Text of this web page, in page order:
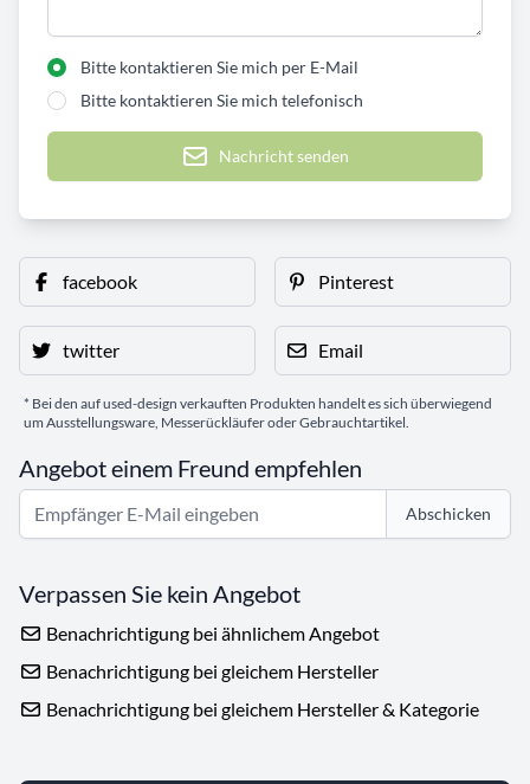
Bitte kontaktieren Sie mich per E-Mail
Bitte kontaktieren Sie mich telefonisch
Nachricht senden
facebook Pinterest
twitter Email
* Bei den auf used-design verkauften Produkten handelt es sich überwiegend
um Ausstellungsware, Messerückläufer oder Gebrauchtartikel.
Angebot einem Freund empfehlen
Abschicken
Verpassen Sie kein Angebot
Benachrichtigung bei ähnlichem Angebot
Benachrichtigung bei gleichem Hersteller
Benachrichtigung bei gleichem Hersteller & Kategorie